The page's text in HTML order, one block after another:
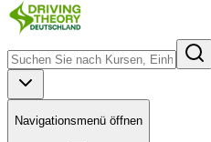
Navigationsmenü öffnen